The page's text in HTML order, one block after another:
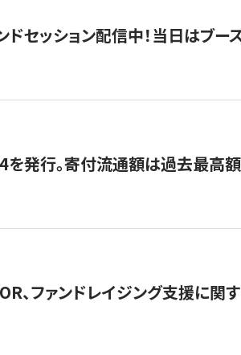
セッション配信中！当日はブー
を発行。寄付流通額は過去最高
、ファンドレイジング支援に関